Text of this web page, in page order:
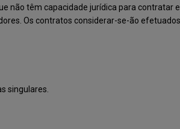
não têm capacidade jurídica para
Os contratos considerar-se-ão
singulares.